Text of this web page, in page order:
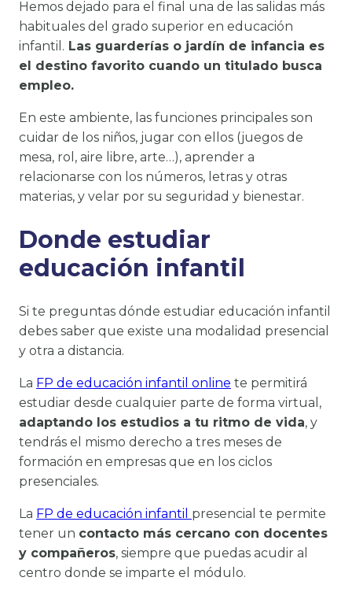
Hemos dejado para el final una de las salidas más
habituales del grado superior en educación
infantil. Las guarderías o jardín de infancia es
el destino favorito cuando un titulado busca
empleo.
En este ambiente, las funciones principales son
cuidar de los niños, jugar con ellos (juegos de
mesa, rol, aire libre, arte…), aprender a
relacionarse con los números, letras y otras
materias, y velar por su seguridad y bienestar.
Donde estudiar
educación infantil
Si te preguntas dónde estudiar educación infantil
debes saber que existe una modalidad presencial
y otra a distancia.
La FP de educación infantil online te permitirá
estudiar desde cualquier parte de forma virtual,
adaptando los estudios a tu ritmo de vida, y
tendrás el mismo derecho a tres meses de
formación en empresas que en los ciclos
presenciales.
La FP de educación infantil presencial te permite
tener un contacto más cercano con docentes
y compañeros, siempre que puedas acudir al
centro donde se imparte el módulo.